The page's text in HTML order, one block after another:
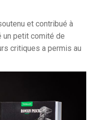
et contribué à
un petit comité de
critiques a permis au